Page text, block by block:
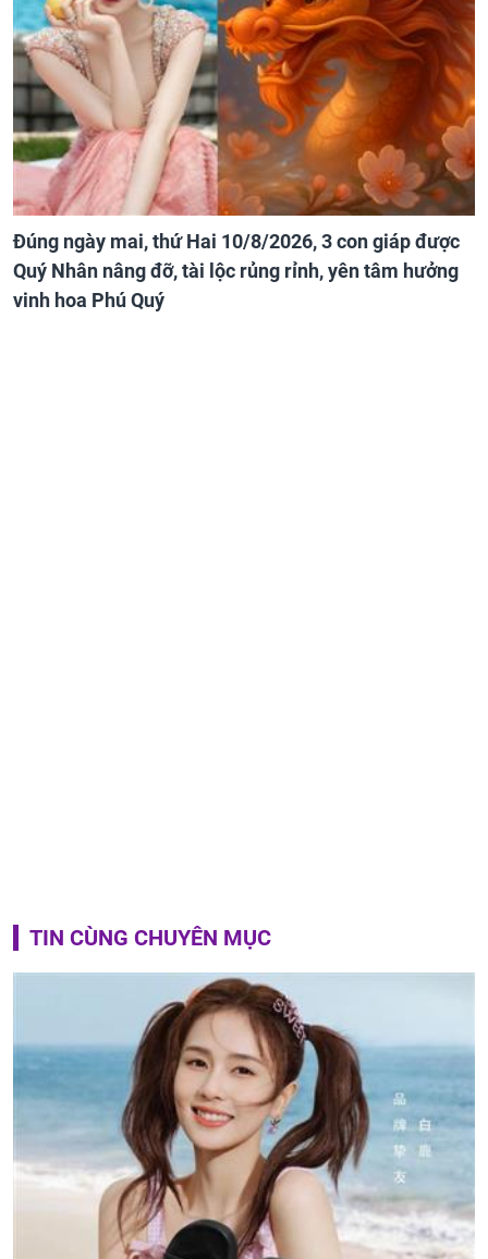
Đúng ngày mai, thứ Hai 10/8/2026, 3 con giáp được
Quý Nhân nâng đỡ, tài lộc rủng rỉnh, yên tâm hưởng
vinh hoa Phú Quý
TIN CÙNG CHUYÊN MỤC